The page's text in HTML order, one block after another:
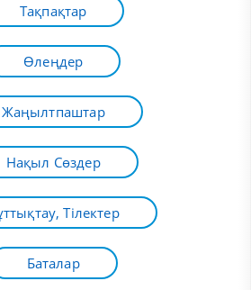
Тақпақтар
Өлеңдер
Жаңылтпаштар
Нақыл Сөздер
Тілектер
Баталар